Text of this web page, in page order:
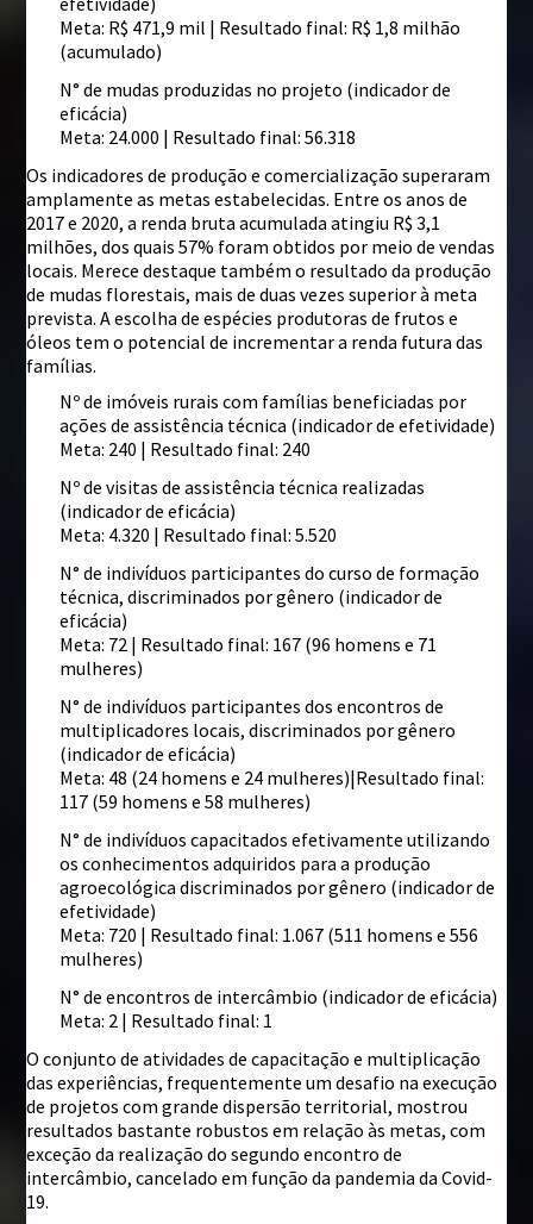
Meta: R$ 471,9 mil | Resultado final: R$ 1,8 milhão
(acumulado)
N° de mudas produzidas no projeto (indicador de
eficácia)
Meta: 24.000 | Resultado final: 56.318
Os indicadores de produção e comercialização superaram
amplamente as metas estabelecidas. Entre os anos de
2017 e 2020, a renda bruta acumulada atingiu R$ 3,1
milhões, dos quais 57% foram obtidos por meio de vendas
locais. Merece destaque também o resultado da produção
de mudas florestais, mais de duas vezes superior à meta
prevista. A escolha de espécies produtoras de frutos e
óleos tem o potencial de incrementar a renda futura das
famílias.
Nº de imóveis rurais com famílias beneficiadas por
ações de assistência técnica (indicador de efetividade)
Meta: 240 | Resultado final: 240
Nº de visitas de assistência técnica realizadas
(indicador de eficácia)
Meta: 4.320 | Resultado final: 5.520
N° de indivíduos participantes do curso de formação
técnica, discriminados por gênero (indicador de
eficácia)
Meta: 72 | Resultado final: 167 (96 homens e 71
mulheres)
N° de indivíduos participantes dos encontros de
multiplicadores locais, discriminados por gênero
(indicador de eficácia)
Meta: 48 (24 homens e 24 mulheres)|Resultado final:
117 (59 homens e 58 mulheres)
N° de indivíduos capacitados efetivamente utilizando
os conhecimentos adquiridos para a produção
agroecológica discriminados por gênero (indicador de
efetividade)
Meta: 720 | Resultado final: 1.067 (511 homens e 556
mulheres)
N° de encontros de intercâmbio (indicador de eficácia)
Meta: 2 | Resultado final: 1
O conjunto de atividades de capacitação e multiplicação
das experiências, frequentemente um desafio na execução
de projetos com grande dispersão territorial, mostrou
resultados bastante robustos em relação às metas, com
exceção da realização do segundo encontro de
intercâmbio, cancelado em função da pandemia da Covid-
19.